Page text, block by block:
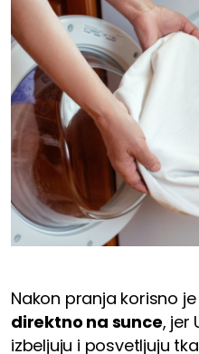
Nakon pranja korisno
direktno na sunce, jer
izbeljuju i posvetljuju